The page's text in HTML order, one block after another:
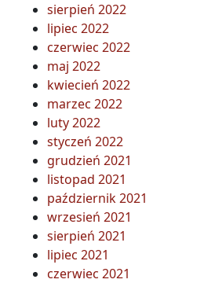
sierpień 2022
lipiec 2022
czerwiec 2022
maj 2022
kwiecień 2022
marzec 2022
luty 2022
styczeń 2022
grudzień 2021
listopad 2021
październik 2021
wrzesień 2021
sierpień 2021
lipiec 2021
czerwiec 2021